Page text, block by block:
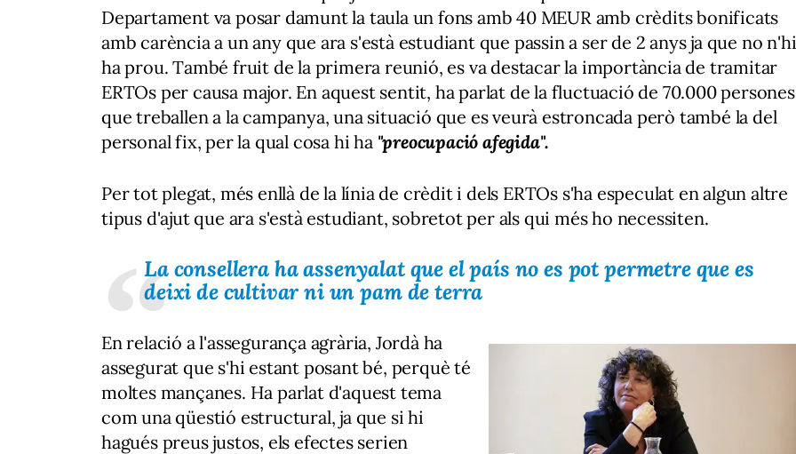
Departament va posar damunt la taula un fons amb 40 MEUR amb crèdits bonificats
amb carència a un any que ara s'està estudiant que passin a ser de 2 anys ja que no n'hi
ha prou. També fruit de la primera reunió, es va destacar la importància de tramitar
ERTOs per causa major. En aquest sentit, ha parlat de la fluctuació de 70.000 persones
que treballen a la campanya, una situació que es veurà estroncada però també la del
personal fix, per la qual cosa hi ha "preocupació afegida".
Per tot plegat, més enllà de la línia de crèdit i dels ERTOs s'ha especulat en algun altre
tipus d'ajut que ara s'està estudiant, sobretot per als qui més ho necessiten.
La consellera ha assenyalat que el país no es pot permetre que es
deixi de cultivar ni un pam de terra
En relació a l'assegurança agrària, Jordà ha
assegurat que s'hi estant posant bé, perquè té
moltes mançanes. Ha parlat d'aquest tema
com una qüestió estructural, ja que si hi
hagués preus justos, els efectes serien